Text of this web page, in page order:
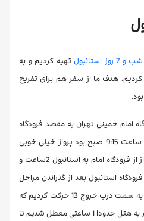
تهیه کردیم و به
کردیم. هدف ما از سفر هم برای تفریح
امام خمینی تهران به مقصد فرودگاه
استانبول هواپیمایی ایران ایر تور ساعت 9:15 صبح بود پرواز خیلی خوبی
بود و سر تایم انجام شد.تایم پرواز از فرودگاه امام به استانبول 2ساعت و
استانبول بعد از گذراندن مراحل
چک پاسپورت و گرفتن چمدان ها به سمت درب خروج 13 حرکت کردیم که
لیدر انجا منتظر بود جهت ترانسفر به هتل حدودا 1 ساعتی معطل شدیم تا